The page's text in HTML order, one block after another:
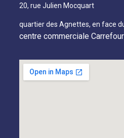
20, rue Julien Mocquart
quartier des Agnettes, en face
centre commerciale Carrefour